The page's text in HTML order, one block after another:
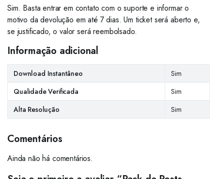
Sim. Basta entrar em contato com o suporte e informar o
motivo da devolução em até 7 dias. Um ticket será aberto e,
se justificado, o valor será reembolsado.
Informação adicional
Download Instantâneo
Sim
Qualidade Verificada
Sim
Alta Resolução
Sim
Comentários
Ainda não há comentários.